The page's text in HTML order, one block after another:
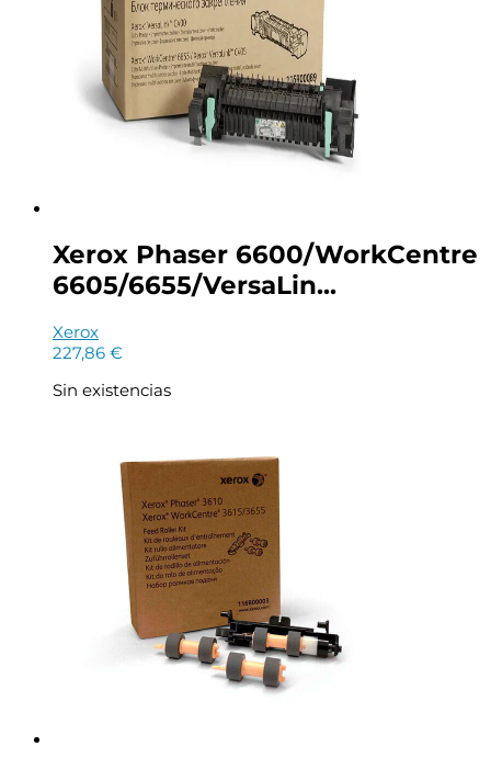
Xerox Phaser 6600/WorkCentre
6605/6655/VersaLin...
Xerox
227,86 €
Sin existencias